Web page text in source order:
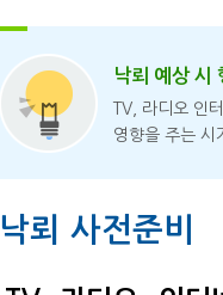
낙뢰 예상 시
TV, 라디오 인
영향을 주는 시
낙뢰 사전준비